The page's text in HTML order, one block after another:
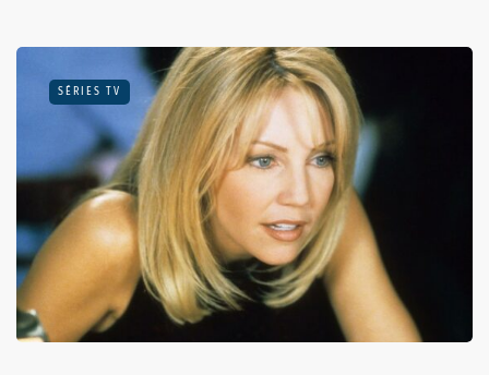
SÉRIES TV